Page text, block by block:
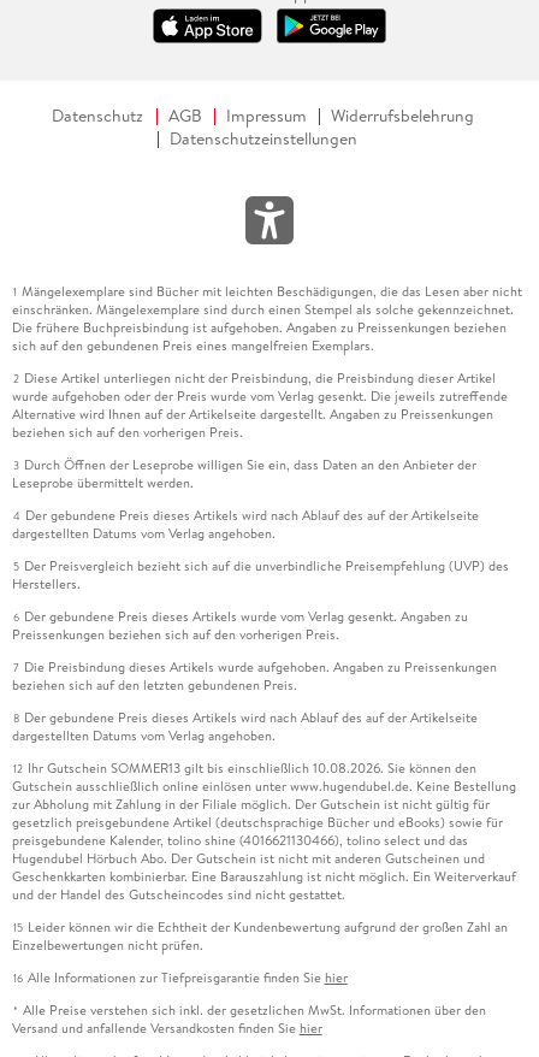
Datenschutz AGB Impressum
Widerrufsbelehrung
Datenschutzeinstellungen
1 Mängelexemplare sind Bücher mit leichten Beschädigungen, die das Lesen aber nicht
einschränken. Mängelexemplare sind durch einen Stempel als solche gekennzeichnet.
Die frühere Buchpreisbindung ist aufgehoben. Angaben zu Preissenkungen beziehen
sich auf den gebundenen Preis eines mangelfreien Exemplars.
2 Diese Artikel unterliegen nicht der Preisbindung, die Preisbindung dieser Artikel
wurde aufgehoben oder der Preis wurde vom Verlag gesenkt. Die jeweils zutreffende
Alternative wird Ihnen auf der Artikelseite dargestellt. Angaben zu Preissenkungen
beziehen sich auf den vorherigen Preis.
3 Durch Öffnen der Leseprobe willigen Sie ein, dass Daten an den Anbieter der
Leseprobe übermittelt werden.
4 Der gebundene Preis dieses Artikels wird nach Ablauf des auf der Artikelseite
dargestellten Datums vom Verlag angehoben.
5 Der Preisvergleich bezieht sich auf die unverbindliche Preisempfehlung (UVP) des
Herstellers.
6 Der gebundene Preis dieses Artikels wurde vom Verlag gesenkt. Angaben zu
Preissenkungen beziehen sich auf den vorherigen Preis.
7 Die Preisbindung dieses Artikels wurde aufgehoben. Angaben zu Preissenkungen
beziehen sich auf den letzten gebundenen Preis.
8 Der gebundene Preis dieses Artikels wird nach Ablauf des auf der Artikelseite
dargestellten Datums vom Verlag angehoben.
12 Ihr Gutschein SOMMER13 gilt bis einschließlich 10.08.2026. Sie können den
Gutschein ausschließlich online einlösen unter www.hugendubel.de. Keine Bestellung
zur Abholung mit Zahlung in der Filiale möglich. Der Gutschein ist nicht gültig für
gesetzlich preisgebundene Artikel (deutschsprachige Bücher und eBooks) sowie für
preisgebundene Kalender, tolino shine (4016621130466), tolino select und das
Hugendubel Hörbuch Abo. Der Gutschein ist nicht mit anderen Gutscheinen und
Geschenkkarten kombinierbar. Eine Barauszahlung ist nicht möglich. Ein Weiterverkauf
und der Handel des Gutscheincodes sind nicht gestattet.
15 Leider können wir die Echtheit der Kundenbewertung aufgrund der großen Zahl an
Einzelbewertungen nicht prüfen.
16 Alle Informationen zur Tiefpreisgarantie finden Sie hier
* Alle Preise verstehen sich inkl. der gesetzlichen MwSt. Informationen über den
Versand und anfallende Versandkosten finden Sie hier